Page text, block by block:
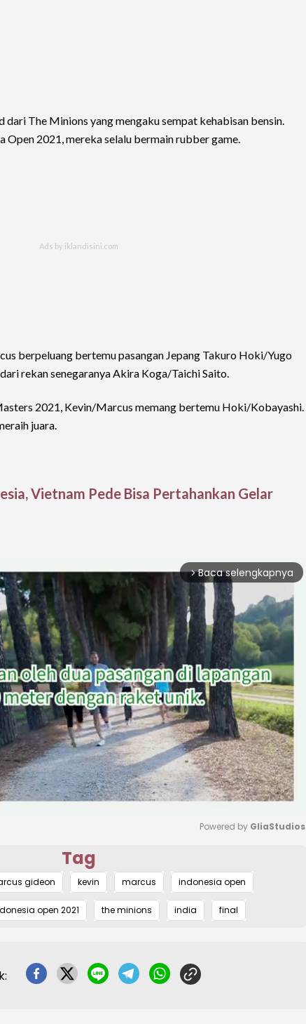
dari The Minions yang mengaku sempat kehabisan bensin.
Open 2021, mereka selalu bermain rubber game.
berpeluang bertemu pasangan Jepang Takuro Hoki/Yugo
rekan senegaranya Akira Koga/Taichi Saito.
2021, Kevin/Marcus memang bertemu Hoki/Kobayashi.
juara.
Vietnam Pede Bisa Pertahankan Gelar
arrow_forward_ios Baca selengkapnya
Powered by GliaStudios
Tag
gideon kevin marcus indonesia open
open 2021 the minions india final